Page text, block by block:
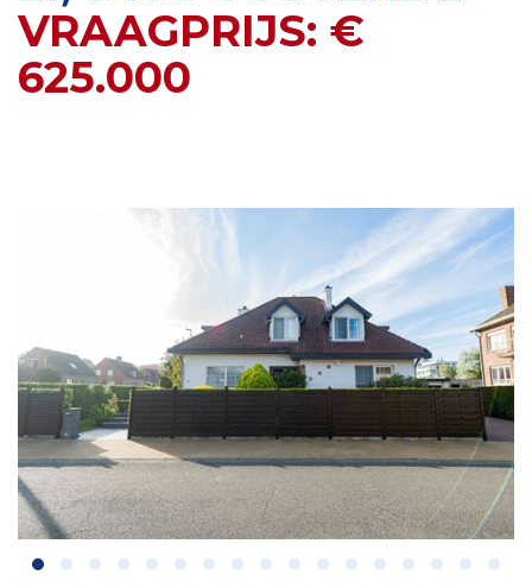
VRAAGPRIJS: €
625.000